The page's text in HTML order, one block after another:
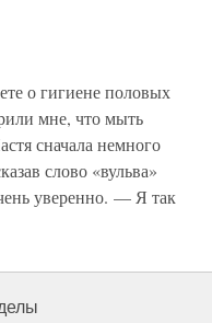
о гигиене половых
мне, что мыть
сначала немного
слово «вульва»
уверенно. — Я так